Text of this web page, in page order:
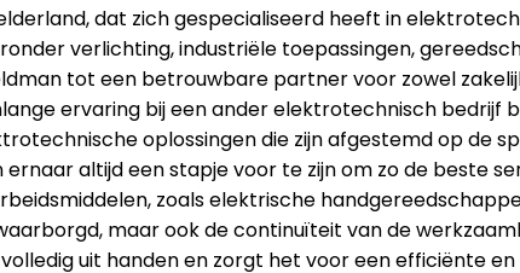
dat zich gespecialiseerd heeft in
verlichting, industriële toepassingen,
tot een betrouwbare partner voor zowel
ervaring bij een ander elektrotechnisch bedrijf
oplossingen die zijn afgestemd op de
altijd een stapje voor te zijn om zo de beste
zoals elektrische
maar ook de continuïteit van de
uit handen en zorgt het voor een efficiënte